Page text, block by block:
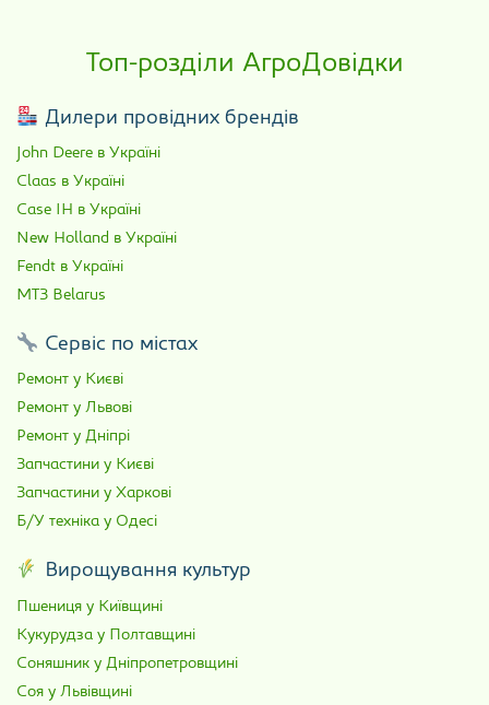
Топ-розділи АгроДовідки
Дилери провідних брендів
John Deere в Україні
Claas в Україні
Case IH в Україні
New Holland в Україні
Fendt в Україні
МТЗ Belarus
Сервіс по містах
Ремонт у Києві
Ремонт у Львові
Ремонт у Дніпрі
Запчастини у Києві
Запчастини у Харкові
Б/У техніка у Одесі
Вирощування культур
Пшениця у Київщині
Кукурудза у Полтавщині
Соняшник у Дніпропетровщині
Соя у Львівщині